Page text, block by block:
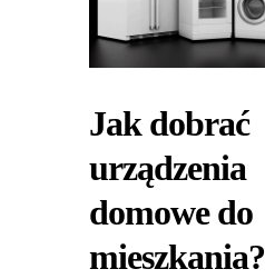
Jak dobrać
urządzenia
domowe do
mieszkania?